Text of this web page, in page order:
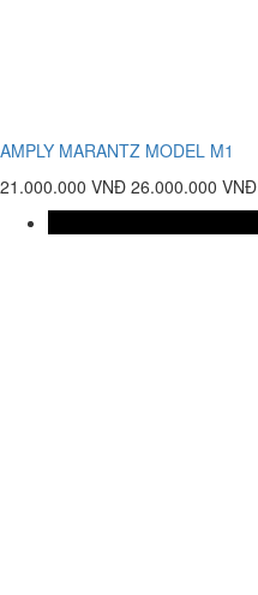
AMPLY MARANTZ MODEL M1
21.000.000 VNĐ 26.000.000 VNĐ